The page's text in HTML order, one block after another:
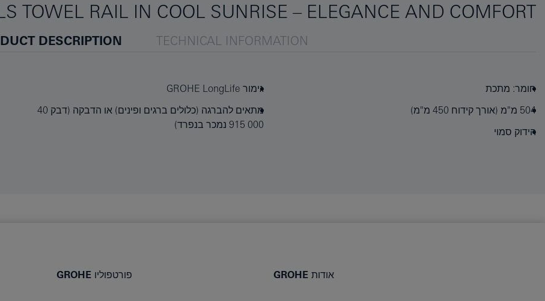
TOWEL RAIL IN COOL SUNRISE – ELEGANCE AND COMFORT!
DESCRIPTION TECHNICAL INFORMATION
חומר: מתכת
504 מ"מ (אורך קידוח 450 מ"מ)
הידוק סמוי
גימור GROHE LongLife
מתאים להברגה (כלולים ברגים ופינים) או הדבקה (דבק ‎40
915 000 נמכר בנפרד)
פורטפוליו GROHE אודות GROHE